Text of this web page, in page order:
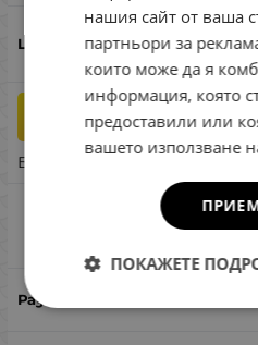
бр. КУПИ
Бърза поръчка
PL World
Сравни
нашия сайт от ваша
партньори за
които може да я
информация, която
предоставили или
вашето използване
ПОКАЖЕТЕ